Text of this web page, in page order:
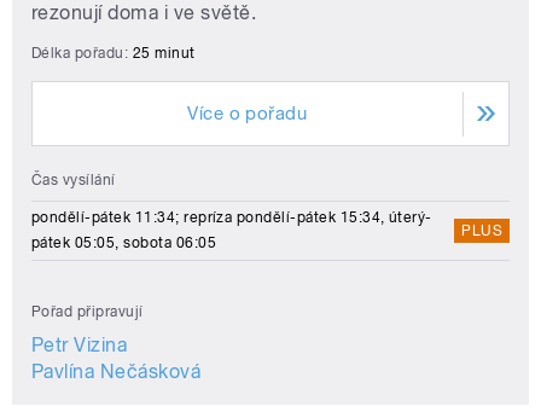
rezonují doma i ve světě.
Délka pořadu: 25 minut
Více o pořadu
Čas vysílání
pondělí-pátek 11:34; repríza pondělí-pátek 15:34, úterý-
pátek 05:05, sobota 06:05
PLUS
Pořad připravují
Petr Vizina
Pavlína Nečásková